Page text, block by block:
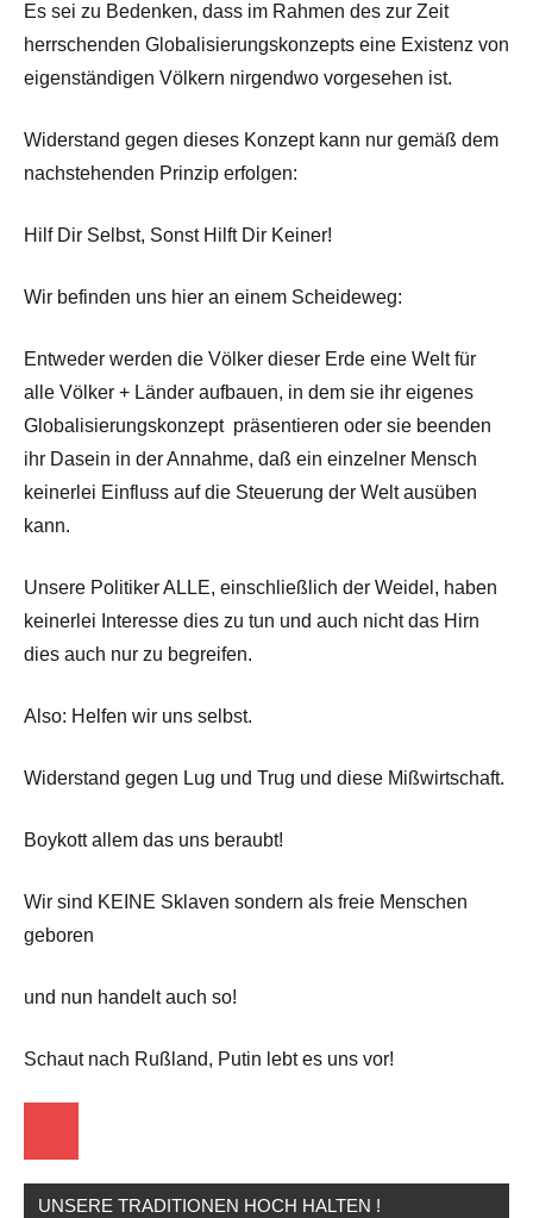
Es sei zu Bedenken, dass im Rahmen des zur Zeit
herrschenden Globalisierungskonzepts eine Existenz von
eigenständigen Völkern nirgendwo vorgesehen ist.
Widerstand gegen dieses Konzept kann nur gemäß dem
nachstehenden Prinzip erfolgen:
Hilf Dir Selbst, Sonst Hilft Dir Keiner!
Wir befinden uns hier an einem Scheideweg:
Entweder werden die Völker dieser Erde eine Welt für
alle Völker + Länder aufbauen, in dem sie ihr eigenes
Globalisierungskonzept präsentieren oder sie beenden
ihr Dasein in der Annahme, daß ein einzelner Mensch
keinerlei Einfluss auf die Steuerung der Welt ausüben
kann.
Unsere Politiker ALLE, einschließlich der Weidel, haben
keinerlei Interesse dies zu tun und auch nicht das Hirn
dies auch nur zu begreifen.
Also: Helfen wir uns selbst.
Widerstand gegen Lug und Trug und diese Mißwirtschaft.
Boykott allem das uns beraubt!
Wir sind KEINE Sklaven sondern als freie Menschen
geboren
und nun handelt auch so!
Schaut nach Rußland, Putin lebt es uns vor!
UNSERE TRADITIONEN HOCH HALTEN !